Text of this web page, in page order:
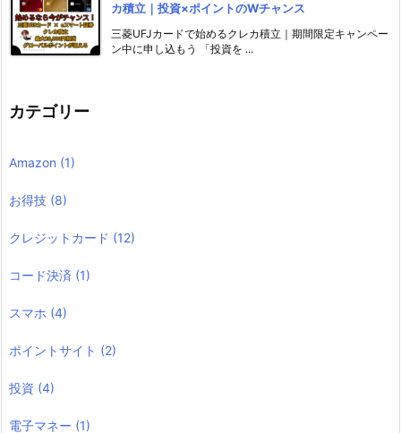
カ積立｜投資×ポイントのWチャンス
三菱UFJカードで始めるクレカ積立｜期間限定キャンペー
ン中に申し込もう 「投資を ...
カテゴリー
Amazon (1)
お得技 (8)
クレジットカード (12)
コード決済 (1)
スマホ (4)
ポイントサイト (2)
投資 (4)
電子マネー (1)